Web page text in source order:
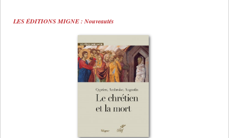
LES ÉDITIONS MIGNE : Nouveautés